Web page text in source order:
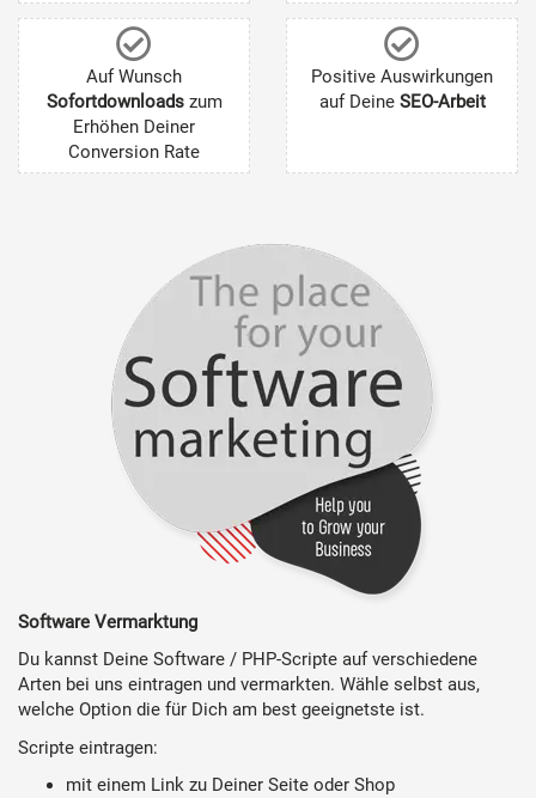
Auf Wunsch
Sofortdownloadszum
Erhöhen Deiner
Conversion Rate
Positive Auswirkungen
auf Deine SEO-Arbeit
Software Vermarktung
Du kannst Deine Software / PHP-Scripte auf verschiedene
Arten bei uns eintragen und vermarkten. Wähle selbst aus,
welche Option die für Dich am best geeignetste ist.
Scripte eintragen:
mit einem Link zu Deiner Seite oder Shop